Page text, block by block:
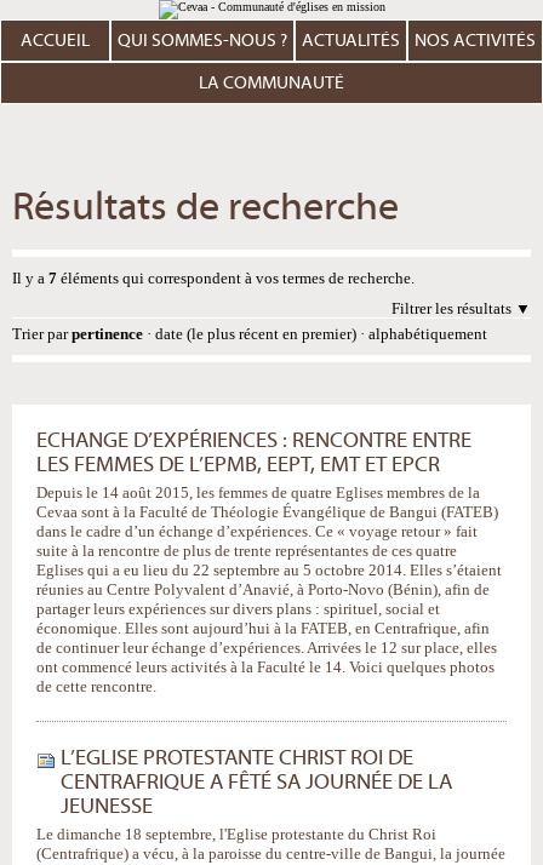
au
contenu.
Aller
personnels
ACCUEIL QUI SOMMES-NOUS ? ACTUALITÉS NOS ACTIVITÉS
LA COMMUNAUTÉ
Résultats de recherche
Il y a 7 éléments qui correspondent à vos termes de recherche.
Filtrer les résultats
Trier par pertinence · date (le plus récent en premier) · alphabétiquement
ECHANGE D’EXPÉRIENCES : RENCONTRE ENTRE
LES FEMMES DE L’EPMB, EEPT, EMT ET EPCR
Depuis le 14 août 2015, les femmes de quatre Eglises membres de la
Cevaa sont à la Faculté de Théologie Évangélique de Bangui (FATEB)
dans le cadre d’un échange d’expériences. Ce « voyage retour » fait
suite à la rencontre de plus de trente représentantes de ces quatre
Eglises qui a eu lieu du 22 septembre au 5 octobre 2014. Elles s’étaient
réunies au Centre Polyvalent d’Anavié, à Porto-Novo (Bénin), afin de
partager leurs expériences sur divers plans : spirituel, social et
économique. Elles sont aujourd’hui à la FATEB, en Centrafrique, afin
de continuer leur échange d’expériences. Arrivées le 12 sur place, elles
ont commencé leurs activités à la Faculté le 14. Voici quelques photos
de cette rencontre.
L’EGLISE PROTESTANTE CHRIST ROI DE
CENTRAFRIQUE A FÊTÉ SA JOURNÉE DE LA
JEUNESSE
Le dimanche 18 septembre, l'Eglise protestante du Christ Roi
(Centrafrique) a vécu, à la paroisse du centre-ville de Bangui, la journée